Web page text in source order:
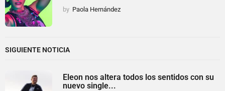
by Paola Hernández
SIGUIENTE NOTICIA
Eleon nos altera todos los sentidos con su
nuevo single...